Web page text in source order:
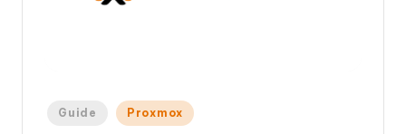
Posted
Guide Proxmox